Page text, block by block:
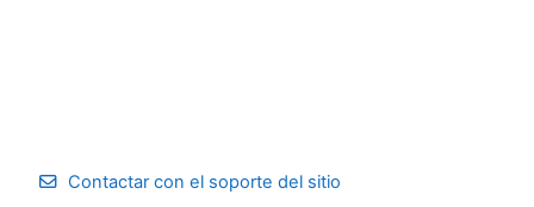
Contactar con el soporte del sitio